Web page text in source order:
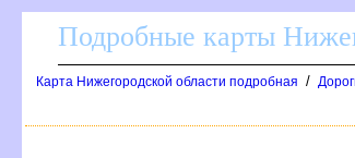
Подробные карты
Карта Нижегородской области подробная /